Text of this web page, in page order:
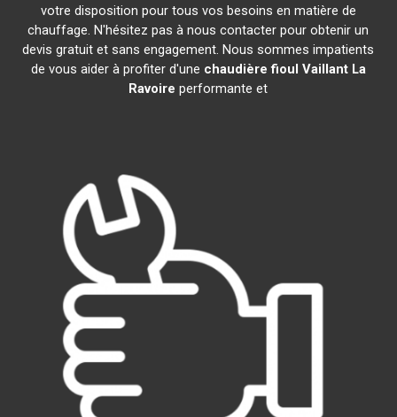
votre disposition pour tous vos besoins en matière de
chauffage. N'hésitez pas à nous contacter pour obtenir un
devis gratuit et sans engagement. Nous sommes impatients
de vous aider à profiter d'une chaudière fioul Vaillant La
Ravoire performante et